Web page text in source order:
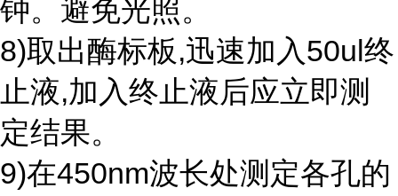
钟。避免光照。
8)取出酶标板,迅速加入50ul终
止液,加入终止液后应立即测
定结果。
9)在450nm波长处测定各孔的